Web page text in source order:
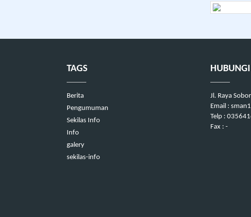
TAGS
Berita
Pengumuman
Sekilas Info
Info
galery
sekilas-info
Jl. Raya
Email :
Telp :
Fax : -